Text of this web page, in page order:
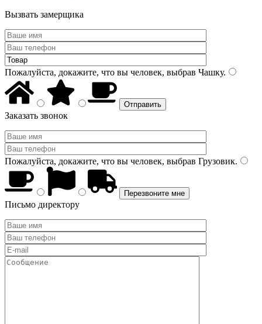
Вызвать замерщика
Пожалуйста, докажите, что вы человек, выбрав Чашку.
Заказать звонок
Пожалуйста, докажите, что вы человек, выбрав Грузовик.
Письмо директору